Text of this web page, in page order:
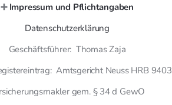
➕ Impressum und Pflichtangaben
Datenschutzerklärung
Geschäftsführer: Thomas Zaja
Amtsgericht Neuss HRB 9403
gem. § 34 d GewO